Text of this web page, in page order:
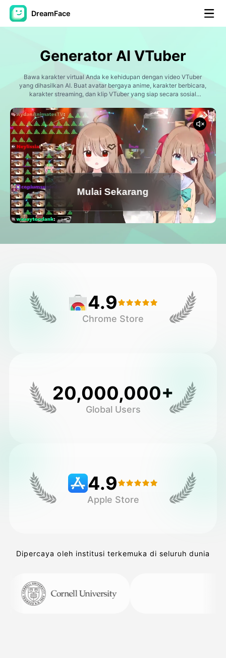
DreamFace
Avatar Video
Video AI
Foto AI ▼
Alat lainnya ▼
Lihat Semua Alat
Template
Foto AI
Alat lainnya
Galeri
Harga
Generator AI VTuber
Bawa karakter virtual Anda ke kehidupan dengan video VTuber
yang dihasilkan AI. Buat avatar bergaya anime, karakter berbicara,
karakter streaming, dan klip VTuber yang siap secara sosial
Mulai Sekarang
4.9
Chrome Store
20,000,000+
Global Users
4.9
Apple Store
Dipercaya oleh institusi terkemuka di seluruh dunia